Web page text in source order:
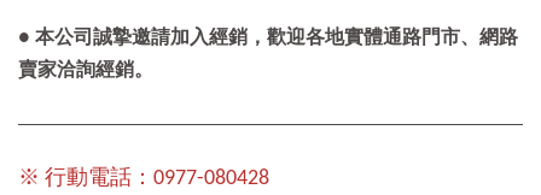
● 本公司誠摯邀請加入經銷，歡迎各地實體通路門市、網路
賣家洽詢經銷。
※ 行動電話：0977-080428